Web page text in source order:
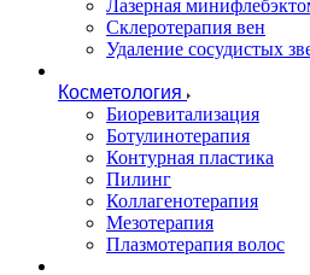
Лазерная
Cклеротерапия вен
Удаление сосудистых
Косметология
Биоревитализация
Ботулинотерапия
Контурная пластика
Пилинг
Коллагенотерапия
Мезотерапия
Плазмотерапия волос